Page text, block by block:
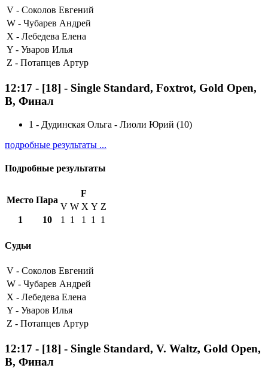
V - Соколов Евгений
W - Чубарев Андрей
X - Лебедева Елена
Y - Уваров Илья
Z - Потапцев Артур
12:17 - [18] - Single Standard, Foxtrot, Gold Open,
B, Финал
1 - Дудинская Ольга - Лиоли Юрий (10)
подробные результаты ...
Подробные результаты
Место Пара
F
V W X Y Z
1
10 1 1 1 1 1
Судьи
V - Соколов Евгений
W - Чубарев Андрей
X - Лебедева Елена
Y - Уваров Илья
Z - Потапцев Артур
12:17 - [18] - Single Standard, V. Waltz, Gold Open,
B, Финал